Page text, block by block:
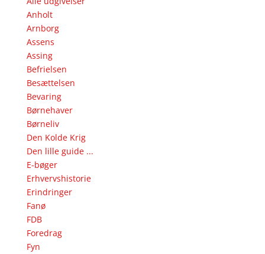
Anholt
Arnborg
Assens
Assing
Befrielsen
Besættelsen
Bevaring
Børnehaver
Børneliv
Den Kolde Krig
Den lille guide ...
E-bøger
Erhvervshistorie
Erindringer
Fanø
FDB
Foredrag
Fyn